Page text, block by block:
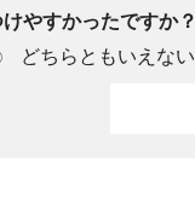
やすかったですか？
どちらともいえない